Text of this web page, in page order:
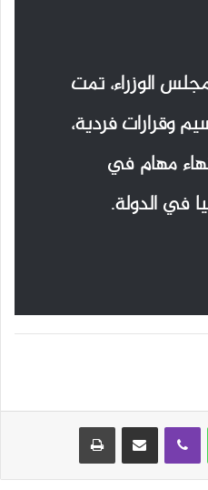
الوزراء، تمت
وقرارات فردية،
مهام في
في الدولة.
واتساب مشاركة عبر البريد